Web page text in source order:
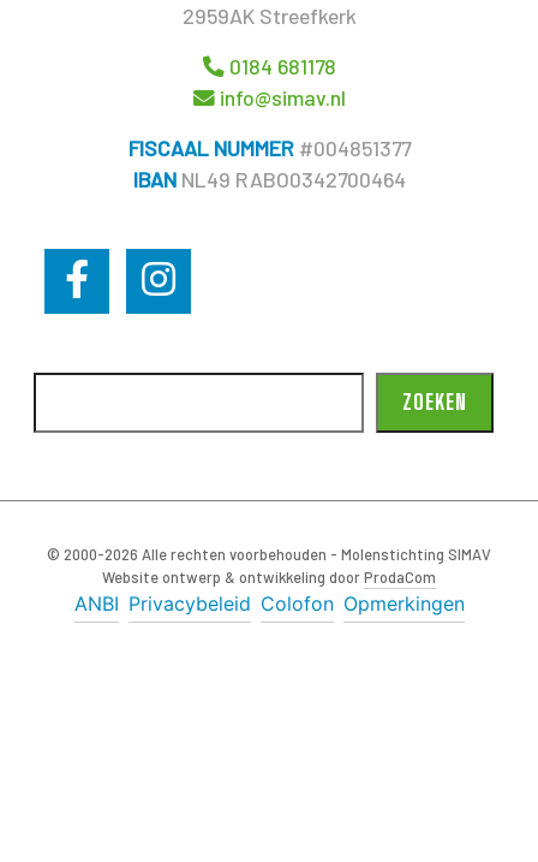
2959AK Streefkerk
0184 681178
info@simav.nl
FISCAAL NUMMER#004851377
IBAN NL49 RABO0342700464
ZOEKEN
© 2000-2026 Alle rechten voorbehouden - Molenstichting SIMAV
Website ontwerp & ontwikkeling doorProdaCom
ANBI Privacybeleid Colofon Opmerkingen